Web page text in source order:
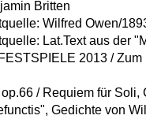
Britten
Wilfred Owen/
Lat.Text aus der
2013 / Zum
/ Requiem für Soli,
Gedichte von